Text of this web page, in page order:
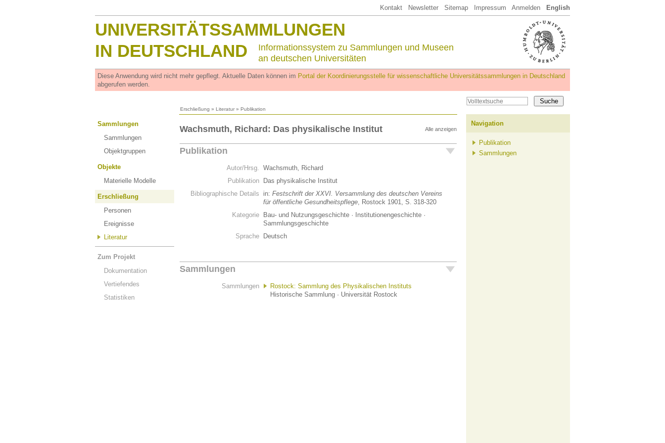
Kontakt Newsletter Sitemap Impressum Anmelden English
UNIVERSITÄTSSAMMLUNGEN
IN DEUTSCHLAND
Informationssystem zu Sammlungen und Museen
an deutschen Universitäten
Diese Anwendung wird nicht mehr gepflegt. Aktuelle Daten können im Portal der Koordinierungsstelle für wissenschaftliche Universitätssammlungen in Deutschland
abgerufen werden.
Erschließung » Literatur » Publikation
Sammlungen
Sammlungen
Objektgruppen
Objekte
Materielle Modelle
Erschließung
Personen
Ereignisse
Literatur
Zum Projekt
Dokumentation
Vertiefendes
Statistiken
Alle anzeigen
Wachsmuth, Richard: Das physikalische Institut
Publikation
Autor/Hrsg. Wachsmuth, Richard
Publikation
Das physikalische Institut
Bibliographische Details
in: Festschrift der XXVI. Versammlung des deutschen Vereins
für öffentliche Gesundheitspflege, Rostock 1901, S. 318-320
Kategorie
Bau- und Nutzungsgeschichte · Institutionengeschichte ·
Sammlungsgeschichte
Sprache
Deutsch
Sammlungen
Sammlungen
Rostock: Sammlung des Physikalischen Instituts
Historische Sammlung · Universität Rostock
Navigation
Publikation
Sammlungen